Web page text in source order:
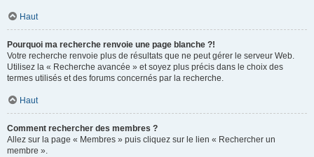
Haut
Pourquoi ma recherche renvoie une page blanche ?!
Votre recherche renvoie plus de résultats que ne peut gérer le serveur Web.
Utilisez la « Recherche avancée » et soyez plus précis dans le choix des
termes utilisés et des forums concernés par la recherche.
Haut
Comment rechercher des membres ?
Allez sur la page « Membres » puis cliquez sur le lien « Rechercher un
membre ».